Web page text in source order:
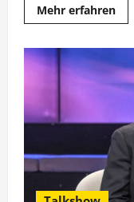
Mehr erfahren